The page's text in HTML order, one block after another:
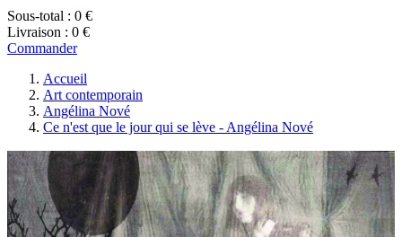
Sous-total : 0 €
Livraison : 0 €
Commander
Accueil
Art contemporain
Angélina Nové
Ce n'est que le jour qui se lève - Angélina Nové